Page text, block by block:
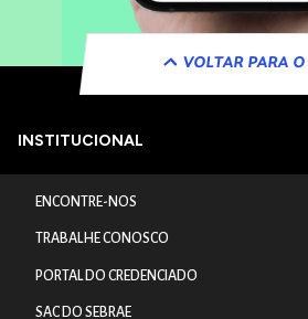
VOLTAR PARA
INSTITUCIONAL
ENCONTRE-NOS
TRABALHE CONOSCO
PORTAL DO CREDENCIADO
SAC DO SEBRAE